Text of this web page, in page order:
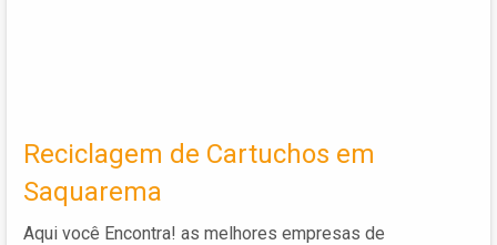
Reciclagem de Cartuchos em
Saquarema
Aqui você Encontra! as melhores empresas de